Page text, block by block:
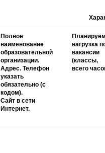
Полное
наименование
образовательной
организации.
Адрес. Телефон
указать
обязательно (с
кодом).
Сайт в сети
Интернет.
нагрузка
вакансии
(классы,
всего